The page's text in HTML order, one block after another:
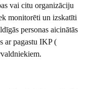
vai citu organizāciju
monitorēti un izskatīti
personas aicinātās
ar pagastu IKP (